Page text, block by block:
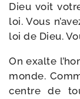
Dieu voit
loi. Vous
loi de Dieu.
On exalte
monde.
centre de